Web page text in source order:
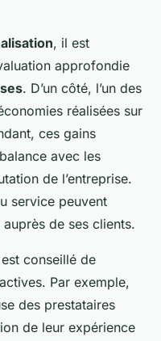
, il est
approfondie
. D’un côté, l’un des
réalisées sur
ces gains
avec les
de l’entreprise.
service peuvent
auprès de ses clients.
conseillé de
Par exemple,
des prestataires
de leur expérience